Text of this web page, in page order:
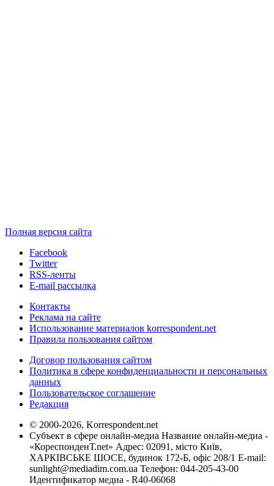
Полная версия сайта
Facebook
Twitter
RSS-ленты
E-mail рассылка
Контакты
Реклама на сайте
Использование материалов korrespondent.net
Правила пользования сайтом
Договор пользования сайтом
Политика в сфере конфиденциальности и персональных
данных
Пользовательское соглашение
Редакция
© 2000-2026, Korrespondent.net
Субъект в сфере онлайн-медиа Название онлайн-медиа -
«КореспонденТ.net» Адрес: 02091, місто Київ,
ХАРКІВСЬКЕ ШОСЕ, будинок 172-Б, офіс 208/1 E-mail:
sunlight@mediadim.com.ua Телефон: 044-205-43-00
Идентификатор медиа - R40-06068